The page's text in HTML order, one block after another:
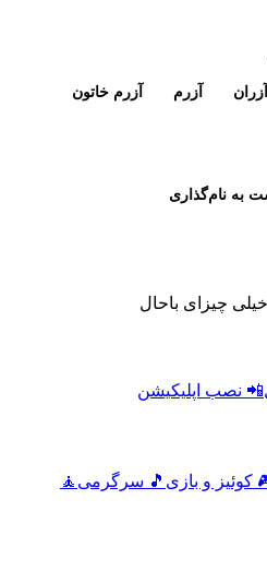
آزران آزرم
آزرم خاتون
به نام‌گذاری
چیزای باحال
📲 نصب اپلیکیشن
کوئیز و بازی 🎵 سرگرمی 🧘